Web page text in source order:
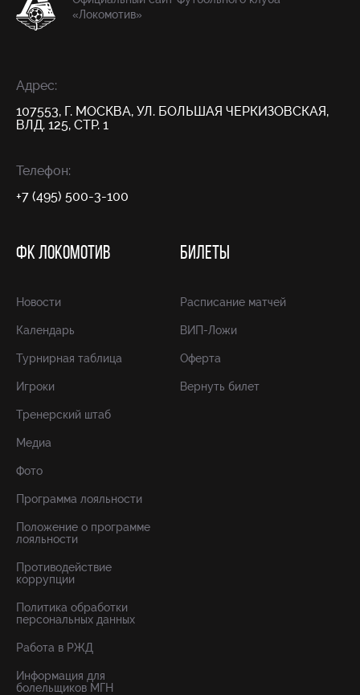
«Локомотив»
Адрес:
107553, Г. МОСКВА, УЛ. БОЛЬШАЯ ЧЕРКИЗОВСКАЯ,
ВЛД. 125, СТР. 1
Телефон:
+7 (495) 500-3-100
ФК ЛОКОМОТИВ
Новости
Календарь
Турнирная таблица
Игроки
Тренерский штаб
Медиа
Фото
Программа лояльности
Положение о программе
лояльности
Противодействие
коррупции
Политика обработки
персональных данных
Работа в РЖД
Информация для
болельщиков МГН
БИЛЕТЫ
Расписание матчей
ВИП-Ложи
Оферта
Вернуть билет